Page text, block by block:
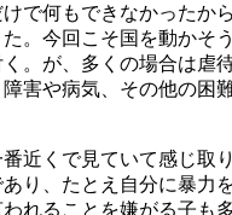
で何もできなかったか
。今回こそ国を動かそ
。が、多くの場合は虐
害や病気、その他の困
近くで見ていて感じ取
り、たとえ自分に暴力
れることを嫌がる子も